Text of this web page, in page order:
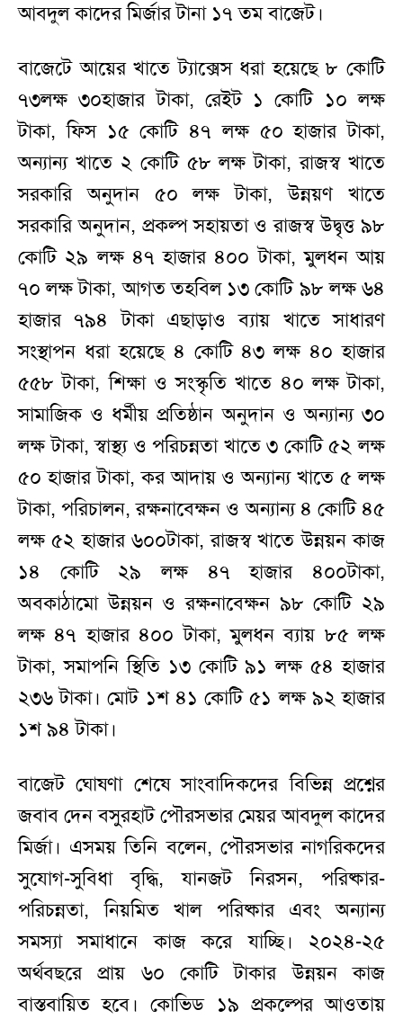
আবদুল কাদের মির্জার টানা ১৭ তম বাজেট।
বাজেটে আয়ের খাতে ট্যাক্সেস ধরা হয়েছে ৮ কোটি
৭৩লক্ষ ৩০হাজার টাকা, রেইট ১ কোটি ১০ লক্ষ
টাকা, ফিস ১৫ কোটি ৪৭ লক্ষ ৫০ হাজার টাকা,
অন্যান্য খাতে ২ কোটি ৫৮ লক্ষ টাকা, রাজস্ব খাতে
সরকারি অনুদান ৫০ লক্ষ টাকা, উন্নয়ণ খাতে
সরকারি অনুদান, প্রকল্প সহায়তা ও রাজস্ব উদ্বৃত্ত ৯৮
কোটি ২৯ লক্ষ ৪৭ হাজার ৪০০ টাকা, মুলধন আয়
৭০ লক্ষ টাকা, আগত তহবিল ১৩ কোটি ৯৮ লক্ষ ৬৪
হাজার ৭৯৪ টাকা এছাড়াও ব্যায় খাতে সাধারণ
সংস্থাপন ধরা হয়েছে ৪ কোটি ৪৩ লক্ষ ৪০ হাজার
৫৫৮ টাকা, শিক্ষা ও সংস্কৃতি খাতে ৪০ লক্ষ টাকা,
সামাজিক ও ধর্মীয় প্রতিষ্ঠান অনুদান ও অন্যান্য ৩০
লক্ষ টাকা, স্বাস্থ্য ও পরিচন্নতা খাতে ৩ কোটি ৫২ লক্ষ
৫০ হাজার টাকা, কর আদায় ও অন্যান্য খাতে ৫ লক্ষ
টাকা, পরিচালন, রক্ষনাবেক্ষন ও অন্যান্য ৪ কোটি ৪৫
লক্ষ ৫২ হাজার ৬০০টাকা, রাজস্ব খাতে উন্নয়ন কাজ
১৪ কোটি ২৯ লক্ষ ৪৭ হাজার ৪০০টাকা,
অবকাঠামো উন্নয়ন ও রক্ষনাবেক্ষন ৯৮ কোটি ২৯
লক্ষ ৪৭ হাজার ৪০০ টাকা, মুলধন ব্যায় ৮৫ লক্ষ
টাকা, সমাপনি স্থিতি ১৩ কোটি ৯১ লক্ষ ৫৪ হাজার
২৩৬ টাকা। মোট ১শ ৪১ কোটি ৫১ লক্ষ ৯২ হাজার
১শ ৯৪ টাকা।
বাজেট ঘোষণা শেষে সাংবাদিকদের বিভিন্ন প্রশ্নের
জবাব দেন বসুরহাট পৌরসভার মেয়র আবদুল কাদের
মির্জা। এসময় তিনি বলেন, পৌরসভার নাগরিকদের
সুযোগ-সুবিধা বৃদ্ধি, যানজট নিরসন, পরিষ্কার-
পরিচন্নতা, নিয়মিত খাল পরিষ্কার এবং অন্যান্য
সমস্যা সমাধানে কাজ করে যাচ্ছি। ২০২৪-২৫
অর্থবছরে প্রায় ৬০ কোটি টাকার উন্নয়ন কাজ
বাস্তবায়িত হবে। কোভিড ১৯ প্রকল্পের আওতায়